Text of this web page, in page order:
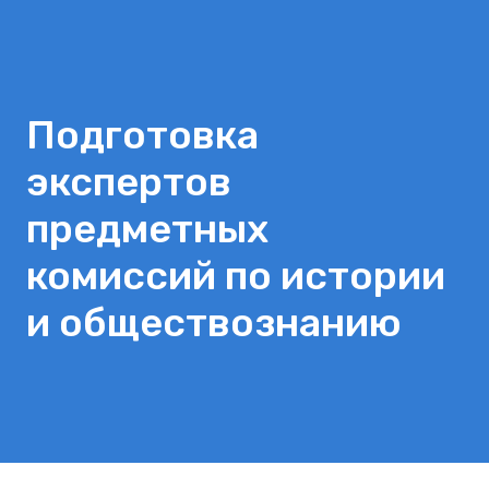
Подготовка
экспертов
предметных
комиссий по истории
и обществознанию